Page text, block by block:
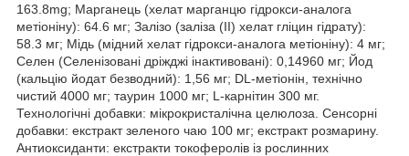
163.8mg; Марганець (хелат марганцю гідрокси-аналога
метіоніну): 64.6 мг; Залізо (заліза (II) хелат гліцин гідрату):
58.3 мг; Мідь (мідний хелат гідрокси-аналога метіоніну): 4 мг;
Селен (Селенізовані дріжджі інактивовані): 0,14960 мг; Йод
(кальцію йодат безводний): 1,56 мг; DL-метіонін, технічно
чистий 4000 мг; таурин 1000 мг; L-карнітин 300 мг.
Технологічні добавки: мікрокристалічна целюлоза. Сенсорні
добавки: екстракт зеленого чаю 100 мг; екстракт розмарину.
Антиоксиданти: екстракти токоферолів із рослинних